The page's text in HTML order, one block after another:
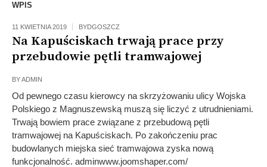
WPIS
11 KWIETNIA 2019 BYDGOSZCZ
Na Kapuściskach trwają prace przy
przebudowie pętli tramwajowej
BYADMIN
Od pewnego czasu kierowcy na skrzyżowaniu ulicy Wojska
Polskiego z Magnuszewską muszą się liczyć z utrudnieniami.
Trwają bowiem prace związane z przebudową pętli
tramwajowej na Kapuściskach. Po zakończeniu prac
budowlanych miejska sieć tramwajowa zyska nową
funkcjonalność. adminwww.joomshaper.com/